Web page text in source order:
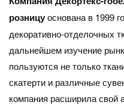
розницуоснована в 1999
декоративно-отделочных
дальнейшем изучение
пользуются не только
скатерти и различные
компания расширила свой